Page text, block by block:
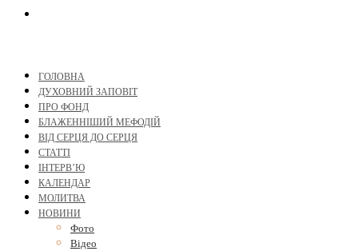
ГОЛОВНА
ДУХОВНИЙ ЗАПОВІТ
ПРО ФОНД
БЛАЖЕННІШИЙ МЕФОДІЙ
ВІД СЕРЦЯ ДО СЕРЦЯ
СТАТТІ
ІНТЕРВ’Ю
КАЛЕНДАР
МОЛИТВА
НОВИНИ
Фото
Відео